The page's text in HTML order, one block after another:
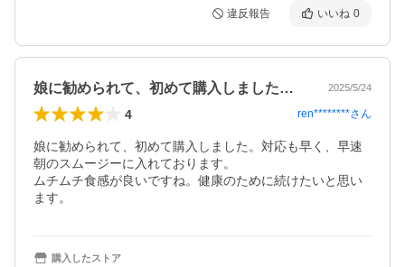
違反報告 いいね 0
娘に勧められて、初めて購入しました。対… 2025/5/24
4 ren********さん
娘に勧められて、初めて購入しました。対応も早く、早速
朝のスムージーに入れております。
ムチムチ食感が良いですね。健康のために続けたいと思い
ます。
購入したストア